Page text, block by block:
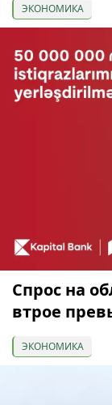
ЭКОНОМИКА
Спрос на
втрое
ЭКОНОМИКА